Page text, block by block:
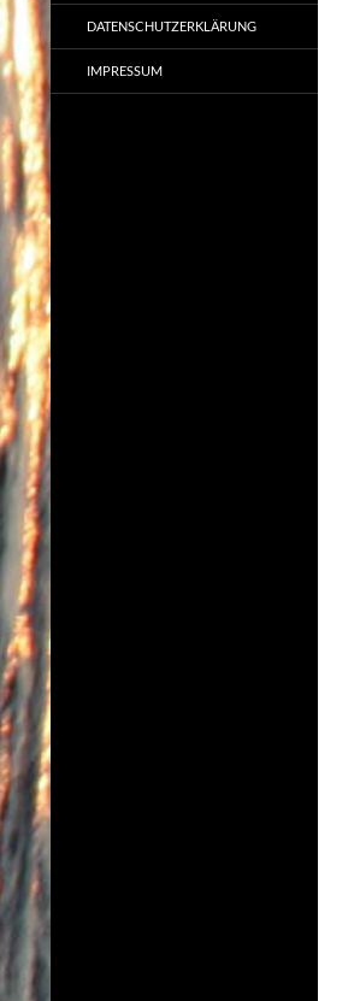
DATENSCHUTZERKLÄRUNG
IMPRESSUM